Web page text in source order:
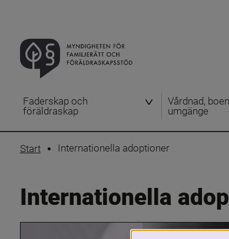
Faderskap och
föräldraskap
Vårdnad,
umgänge
Start Internationella adoptioner
Internationella